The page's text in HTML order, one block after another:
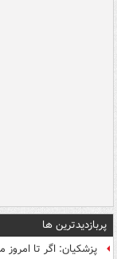
پربازدیدترین ها
پزشکیان: اگر تا